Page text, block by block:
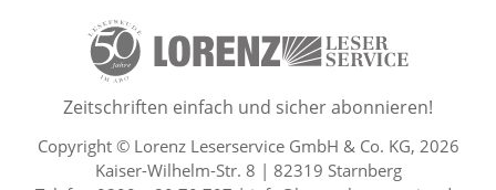
Leserservice
50 Lesefreude im Abo Jahre
Zeitschriften einfach und sicher abonnieren!
Copyright © Lorenz Leserservice GmbH & Co. KG, 2026
Kaiser-Wilhelm-Str. 8 | 82319 Starnberg